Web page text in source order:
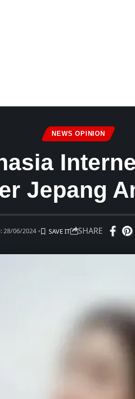
NEWS OPINION
Jepang
28/06/2024 SHARE